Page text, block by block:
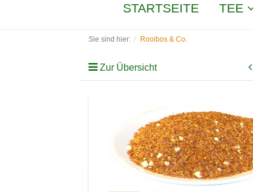
STARTSEITE TEE
Sie sind hier: Rooibos & Co.
Zur Übersicht